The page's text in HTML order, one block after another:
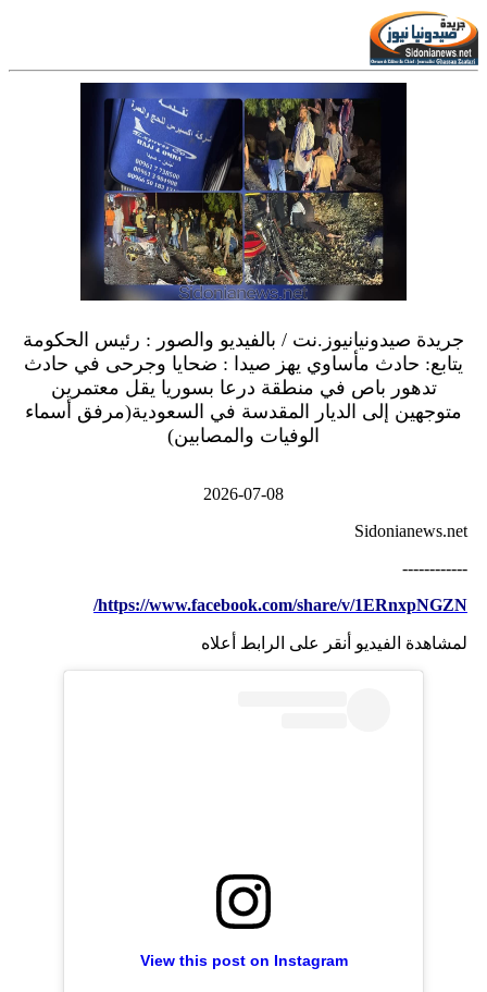
جريدة صيدونيانيوز.نت / بالفيديو والصور : رئيس الحكومة
يتابع: حادث مأساوي يهز صيدا : ضحايا وجرحى في حادث
تدهور باص في منطقة درعا بسوريا يقل معتمرين
متوجهين إلى الديار المقدسة في السعودية(مرفق أسماء
الوفيات والمصابين)
2026-07-08
Sidonianews.net
------------
https://www.facebook.com/share/v/1ERnxpNGZN/
لمشاهدة الفيديو أنقر على الرابط أعلاه
View this post on Instagram